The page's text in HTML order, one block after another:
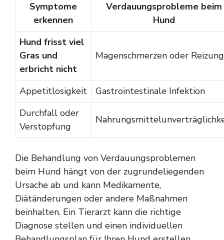
Symptome
erkennen
Verdauungsprobleme beim
Hund
Hund frisst viel
Gras und
erbricht nicht
Magenschmerzen oder Reizung
Appetitlosigkeit
Gastrointestinale Infektion
Durchfall oder
Verstopfung
Die Behandlung von Verdauungsproblemen
beim Hund hängt von der zugrundeliegenden
Ursache ab und kann Medikamente,
Diätänderungen oder andere Maßnahmen
beinhalten. Ein Tierarzt kann die richtige
Diagnose stellen und einen individuellen